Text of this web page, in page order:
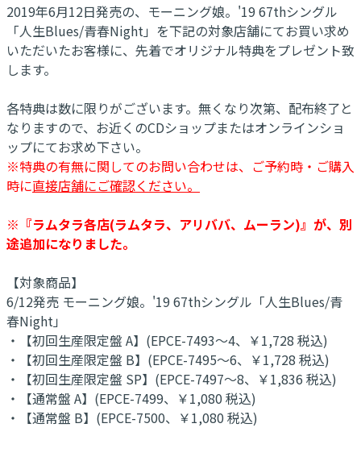
2019年6月12日発売の、モーニング娘。'19 67thシングル
「人生Blues/青春Night」を下記の対象店舗にてお買い求め
いただいたお客様に、先着でオリジナル特典をプレゼント致
します。
各特典は数に限りがございます。無くなり次第、配布終了と
なりますので、お近くのCDショップまたはオンラインショ
ップにてお求め下さい。
※特典の有無に関してのお問い合わせは、ご予約時・ご購入
時に直接店舗にご確認ください。
※『ラムタラ各店(ラムタラ、アリババ、ムーラン)』が、別
途追加になりました。
【対象商品】
6/12発売 モーニング娘。'19 67thシングル「人生Blues/青
春Night」
・【初回生産限定盤 A】(EPCE-7493～4、￥1,728 税込)
・【初回生産限定盤 B】(EPCE-7495～6、￥1,728 税込)
・【初回生産限定盤 SP】(EPCE-7497～8、￥1,836 税込)
・【通常盤 A】(EPCE-7499、￥1,080 税込)
・【通常盤 B】(EPCE-7500、￥1,080 税込)